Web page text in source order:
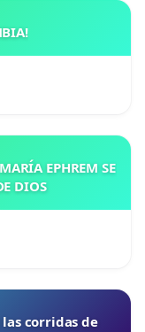
EPHREM SE
DIOS
corridas de